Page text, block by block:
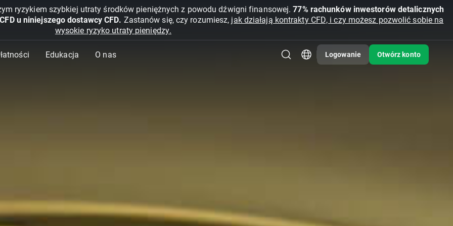
ryzykiem szybkiej utraty środków pieniężnych z powodu dźwigni finansowej.77% rachunków inwestorów detalicznych
u niniejszego dostawcy CFD. Zastanów się, czy rozumiesz, jak działają kontrakty CFD, i czy możesz pozwolić sobie na
wysokie ryzyko utraty pieniędzy.
Edukacja O nas Logowanie Otwórz konto